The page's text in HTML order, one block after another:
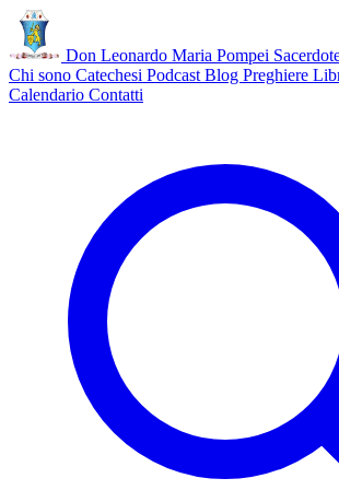
Don Leonardo Maria Pompei
Chi sono Catechesi Podcast Blog Preghiere
Calendario Contatti